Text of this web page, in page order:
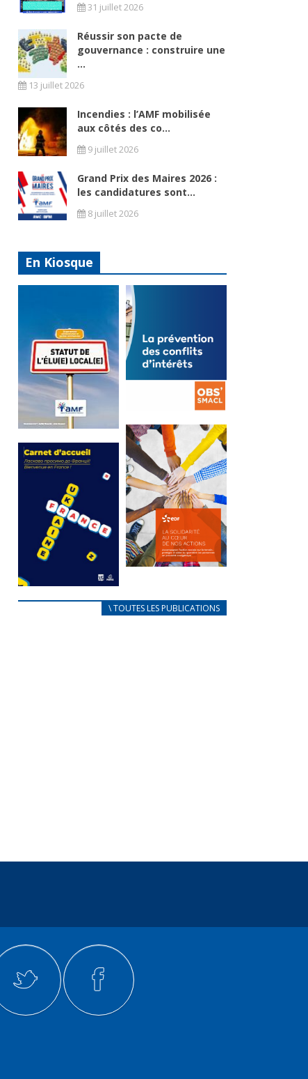
31 juillet 2026
Réussir son pacte de
gouvernance : construire une
...
13 juillet 2026
Incendies : l’AMF mobilisée
aux côtés des co...
9 juillet 2026
Grand Prix des Maires 2026 :
les candidatures sont...
8 juillet 2026
En Kiosque
Statut de
l’élu local
Mise à jour avril
2024
FEUILLETER
La
prévention
des conflits
d’intérêts
18 septembre 2023
FEUILLETER
au coeur de
nos actions
\ TOUTES LES PUBLICATIONS